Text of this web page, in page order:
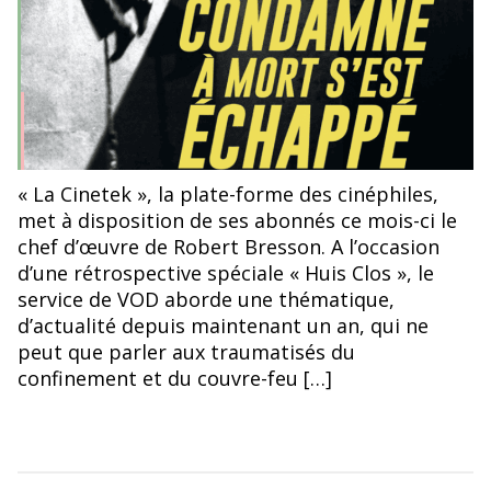
©Un condamné à mort s'est échappé, Robert Bresson
« La Cinetek », la plate-forme des cinéphiles,
met à disposition de ses abonnés ce mois-ci le
chef d’œuvre de Robert Bresson. A l’occasion
d’une rétrospective spéciale « Huis Clos », le
service de VOD aborde une thématique,
d’actualité depuis maintenant un an, qui ne
peut que parler aux traumatisés du
confinement et du couvre-feu […]